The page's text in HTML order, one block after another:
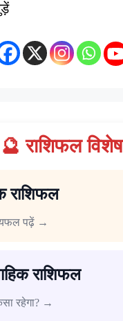
🔮 राशिफल विशेष
राशिफल
पढ़ें →
राशिफल
रहेगा? →